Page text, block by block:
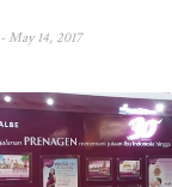
- May 14, 2017